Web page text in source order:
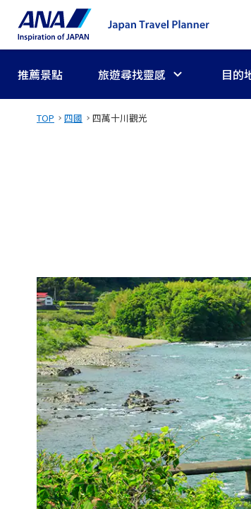
推薦景點 旅遊尋找靈感 目的
TOP 四國 四萬十川觀光